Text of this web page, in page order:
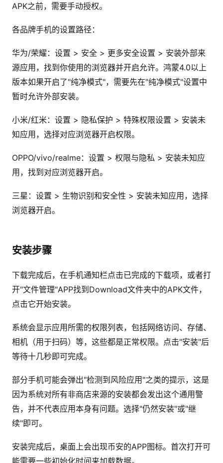
APK之前，需要手动授权。
各品牌手机的设置路径：
华为/荣耀：设置 > 安全 > 更多安全设置 > 安装外部来
源应用，找到你使用的浏览器并开启允许。鸿蒙4.0以上
版本如果开启了"纯净模式"，需要先在"纯净模式"设置中
暂时允许外部安装。
小米/红米：设置 > 隐私保护 > 特殊权限设置 > 安装未
知应用，选择对应浏览器开启权限。
OPPO/vivo/realme：设置 > 权限与隐私 > 安装未知应
用，找到对应浏览器开启。
三星：设置 > 生物识别和安全性 > 安装未知应用，选择
浏览器开启。
安装步骤
下载完成后，在手机通知栏点击已完成的下载项，或者打
开"文件管理"APP找到Download文件夹中的APK文件，
点击它开始安装。
系统会显示应用所需的权限列表，包括网络访问、存储、
相机（用于扫码）等，这些都是正常权限。点击"安装"后
等待十几秒即可完成。
部分手机可能会弹出"检测到风险应用"之类的提示，这是
因为系统对所有非商店来源的安装都会发出这个通用警
告，并不代表应用本身有问题。选择"仍然安装"或"继
续"即可。
安装完成后，桌面上会出现币安的APP图标。首次打开可
能需要一些初始化时间来加载数据。